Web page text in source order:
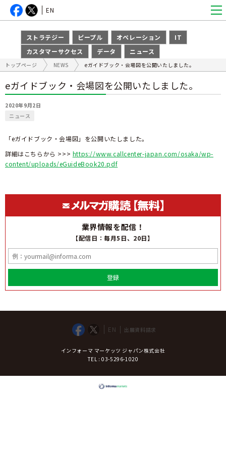
ストラテジー ピープル オペレーション
IT
カスタマーサクセス
データ ニュース
EN
トップページ NEWS eガイドブック・会場図を公開いたしました。
eガイドブック・会場図を公開いたしました。
2020年9月2日
ニュース
「eガイドブック・会場図」を公開いたしました。
詳細はこちらから >>> https://www.callcenter-japan.com/osaka/wp-
content/uploads/eGuideBook20.pdf
業界情報を配信！
【配信日：毎月5日、20日】
登録
EN 出展資料請求
インフォーマ マーケッツ ジャパン株式会社
TEL : 03-5296-1020